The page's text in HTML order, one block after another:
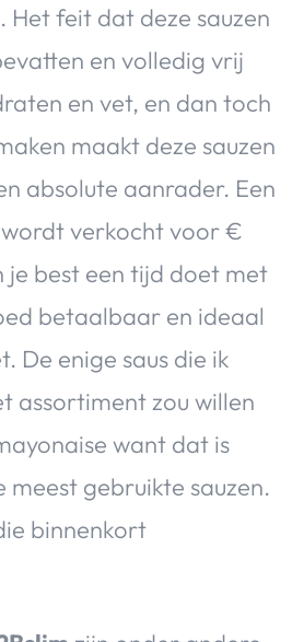
Het feit dat deze sauzen
en volledig vrij
en vet, en dan toch
maakt deze sauzen
absolute aanrader. Een
verkocht voor €
je best een tijd doet met
betaalbaar en ideaal
De enige saus die ik
assortiment zou willen
want dat is
meest gebruikte sauzen.
binnenkort